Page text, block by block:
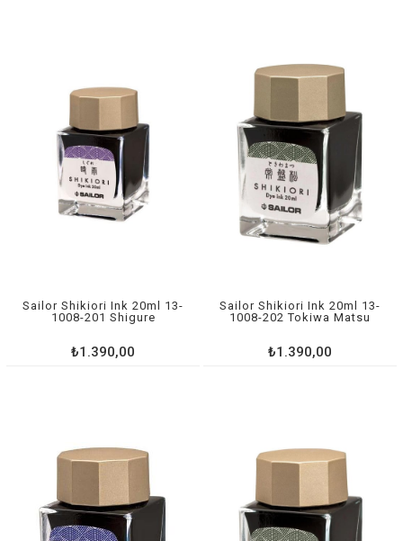
Sailor Shikiori Ink 20ml 13-
1008-201 Shigure
₺1.390,00
Sailor Shikiori Ink 20ml 13-
1008-202 Tokiwa Matsu
₺1.390,00